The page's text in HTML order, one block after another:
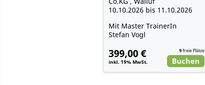
10.10.2026 bis 11.10.2026
Mit Master TrainerIn
Stefan Vogl
399,00 €
inkl. 19% MwSt.
9freie Plätze
Buchen